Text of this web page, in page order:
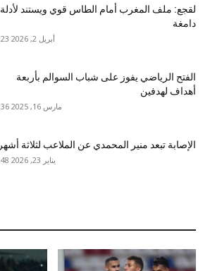
لقجع: ملف المغرب أمام الطاس قوي ويستند لأدلة
دامغة
أبريل 2, 2026 22:23
الفتح الرياضي يفوز على شباب السوالم بأربعة
أهداف لهدفين
مارس 16, 2025 04:36
الإصابة تبعد منير المحمدي عن الملاعب لثلاثة أشهر
يناير 23, 2026 19:48